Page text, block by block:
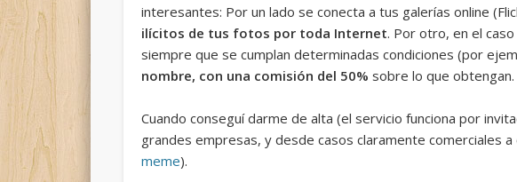
interesantes: Por un lado se conecta a tus galerías online
ilícitos de tus fotos por toda Internet. Por otro, en el
siempre que se cumplan determinadas condiciones (por
nombre, con una comisión del 50% sobre lo que obtengan.
Cuando conseguí darme de alta (el servicio funciona por
grandes empresas, y desde casos claramente comerciales
meme).